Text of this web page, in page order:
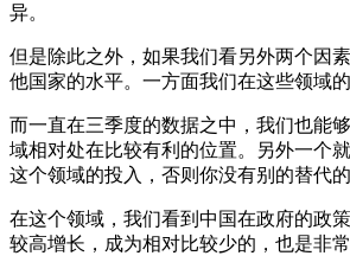
异。
但是除此之外，如果我们看另外两个因
他国家的水平。一方面我们在这些领域
而一直在三季度的数据之中，我们也能
域相对处在比较有利的位置。另外一个
这个领域的投入，否则你没有别的替代
在这个领域，我们看到中国在政府的政
较高增长，成为相对比较少的，也是非